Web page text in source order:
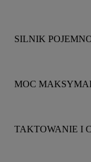
SILNIK
MOC
TAKTOWANIE I